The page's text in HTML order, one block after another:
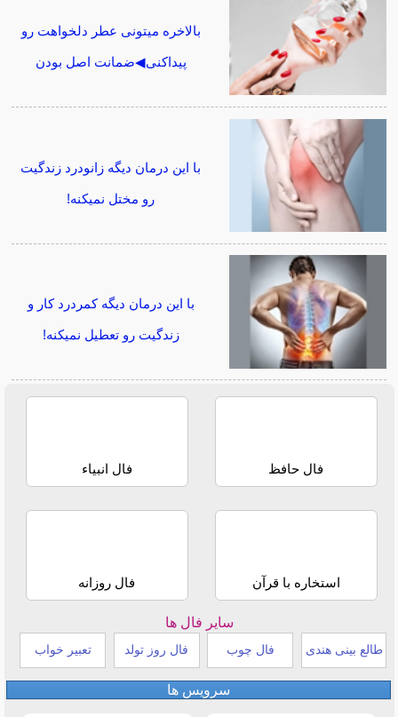
بالاخره میتونی عطر دلخواهت رو
پیداکنی◀ضمانت اصل بودن
با این درمان دیگه زانودرد زندگیت
رو مختل نمیکنه!
با این درمان دیگه کمردرد کار و
زندگیت رو تعطیل نمیکنه!
فال حافظ فال انبیاء
استخاره با قرآن فال روزانه
سایر فال ها
طالع بینی هندی فال چوب فال روز تولد تعبیر خواب
سرویس ها